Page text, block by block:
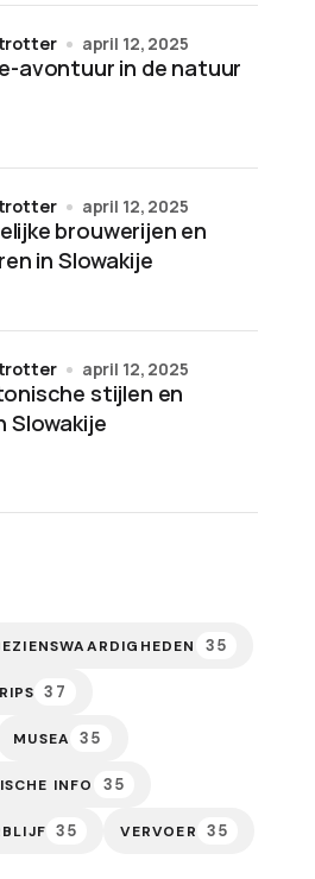
avontuur in de natuur
april 12, 2025
brouwerijen en
in Slowakije
april 12, 2025
stijlen en
Slowakije
april 12, 2025
35
37
MUSEA 35
INFO 35
35 VERVOER 35